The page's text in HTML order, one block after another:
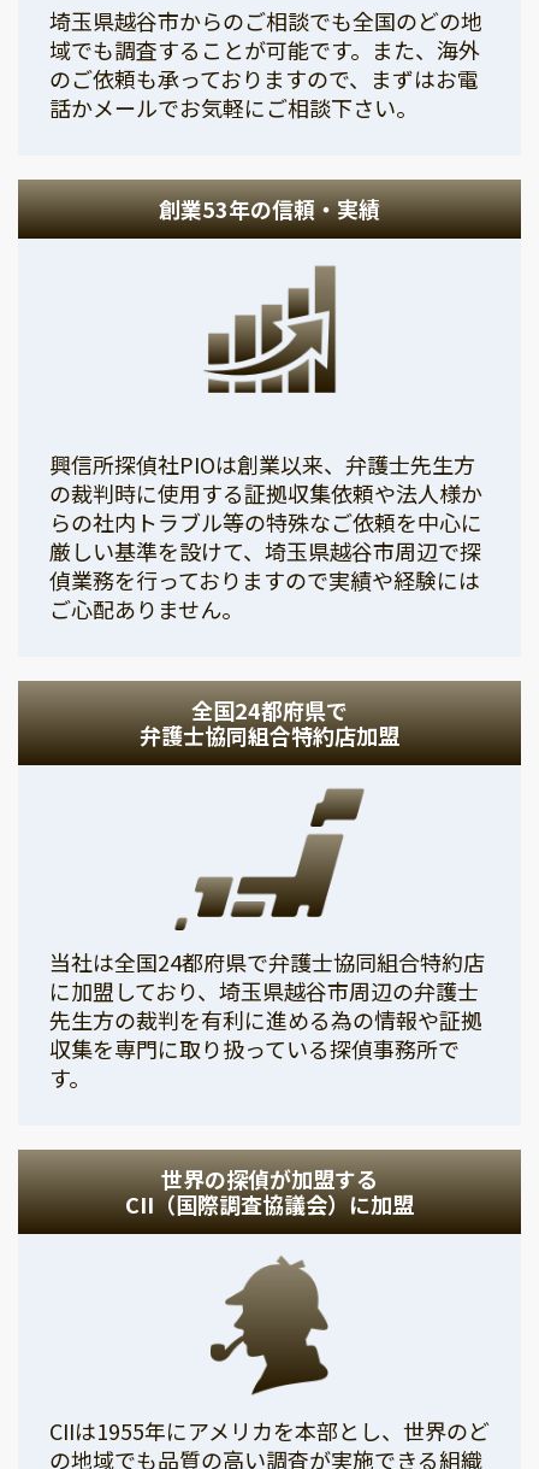
埼玉県越谷市からのご相談でも全国のどの地
域でも調査することが可能です。また、海外
のご依頼も承っておりますので、まずはお電
話かメールでお気軽にご相談下さい。
創業53年の信頼・実績
興信所探偵社PIOは創業以来、弁護士先生方
の裁判時に使用する証拠収集依頼や法人様か
らの社内トラブル等の特殊なご依頼を中心に
厳しい基準を設けて、埼玉県越谷市周辺で探
偵業務を行っておりますので実績や経験には
ご心配ありません。
全国24都府県で
弁護士協同組合特約店加盟
当社は全国24都府県で弁護士協同組合特約店
に加盟しており、埼玉県越谷市周辺の弁護士
先生方の裁判を有利に進める為の情報や証拠
収集を専門に取り扱っている探偵事務所で
す。
世界の探偵が加盟する
CII（国際調査協議会）に加盟
CIIは1955年にアメリカを本部とし、世界のど
の地域でも品質の高い調査が実施できる組織